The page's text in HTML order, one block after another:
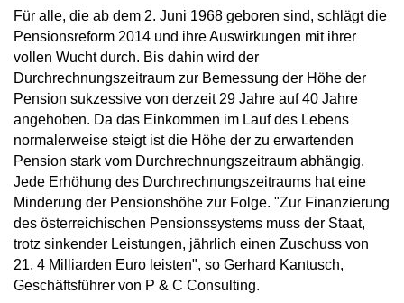
Für alle, die ab dem 2. Juni 1968 geboren sind, schlägt die
Pensionsreform 2014 und ihre Auswirkungen mit ihrer
vollen Wucht durch. Bis dahin wird der
Durchrechnungszeitraum zur Bemessung der Höhe der
Pension sukzessive von derzeit 29 Jahre auf 40 Jahre
angehoben. Da das Einkommen im Lauf des Lebens
normalerweise steigt ist die Höhe der zu erwartenden
Pension stark vom Durchrechnungszeitraum abhängig.
Jede Erhöhung des Durchrechnungszeitraums hat eine
Minderung der Pensionshöhe zur Folge. "Zur Finanzierung
des österreichischen Pensionssystems muss der Staat,
trotz sinkender Leistungen, jährlich einen Zuschuss von
21, 4 Milliarden Euro leisten", so Gerhard Kantusch,
Geschäftsführer von P & C Consulting.